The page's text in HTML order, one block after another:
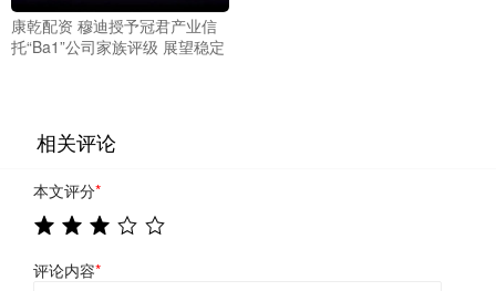
康乾配资 穆迪授予冠君产业信
托“Ba1”公司家族评级 展望稳定
相关评论
本文评分*
评论内容*